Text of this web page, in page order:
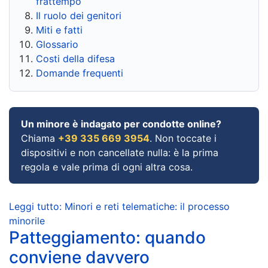
Il ruolo dei genitori
Miti e fatti
Glossario
Costi della difesa
Domande frequenti
Un minore è indagato per condotte online?
Chiama +39 335 669 3954. Non toccate i
dispositivi e non cancellate nulla: è la prima
regola e vale prima di ogni altra cosa.
Leggi tutto: Minori e reti telematiche: il processo
minorile
Patteggiamento: quando
conviene davvero